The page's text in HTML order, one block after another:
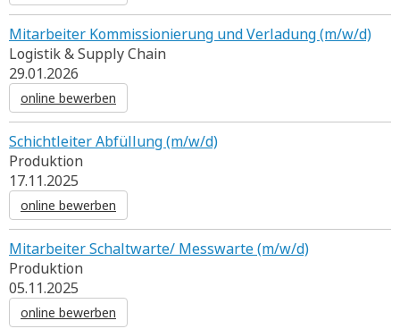
Mitarbeiter Kommissionierung und Verladung (m/w/d)
Logistik & Supply Chain
29.01.2026
online bewerben
Schichtleiter Abfüllung (m/w/d)
Produktion
17.11.2025
online bewerben
Mitarbeiter Schaltwarte/ Messwarte (m/w/d)
Produktion
05.11.2025
online bewerben